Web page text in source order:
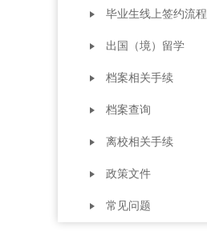
毕业生线上签约流程
出国（境）留学
档案相关手续
档案查询
离校相关手续
政策文件
常见问题